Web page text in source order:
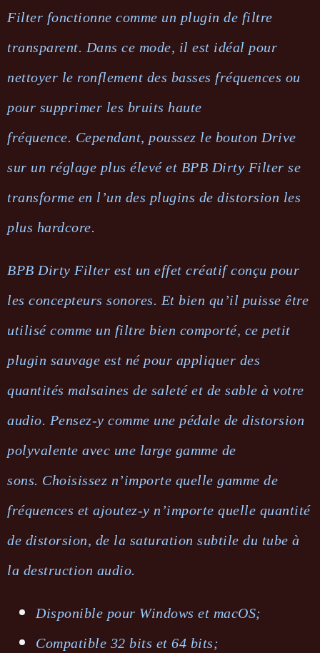
Filter fonctionne comme un plugin de filtre
transparent. Dans ce mode, il est idéal pour
nettoyer le ronflement des basses fréquences ou
pour supprimer les bruits haute
fréquence. Cependant, poussez le bouton Drive
sur un réglage plus élevé et BPB Dirty Filter se
transforme en l’un des plugins de distorsion les
plus hardcore.
BPB Dirty Filter est un effet créatif conçu pour
les concepteurs sonores. Et bien qu’il puisse être
utilisé comme un filtre bien comporté, ce petit
plugin sauvage est né pour appliquer des
quantités malsaines de saleté et de sable à votre
audio. Pensez-y comme une pédale de distorsion
polyvalente avec une large gamme de
sons. Choisissez n’importe quelle gamme de
fréquences et ajoutez-y n’importe quelle quantité
de distorsion, de la saturation subtile du tube à
la destruction audio.
Disponible pour Windows et macOS;
Compatible 32 bits et 64 bits;